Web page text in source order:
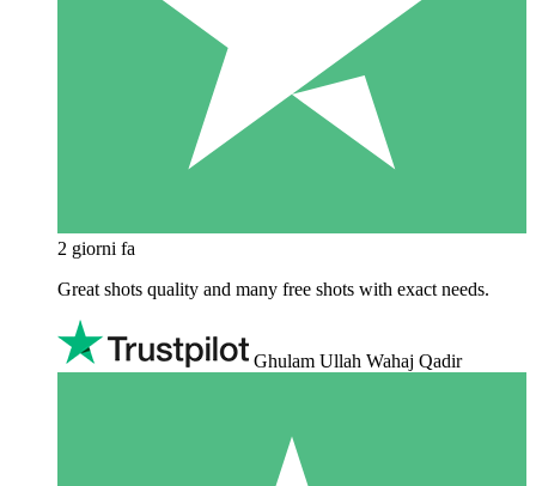
2 giorni fa
Great shots quality and many free shots with exact needs.
Ghulam Ullah Wahaj Qadir